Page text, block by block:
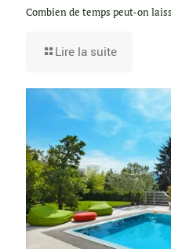
Combien de temps peut-on
Lire la suite